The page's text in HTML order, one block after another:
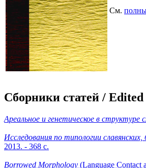
См.
Сборники статей / Edited
Ареальное и генетическое в структуре
Исследования по типологии
2013. - 368 с.
Borrowed Morphology (Language